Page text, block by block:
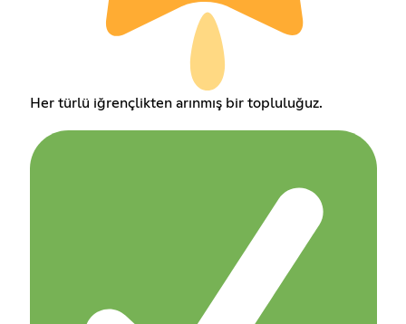
Her türlü iğrençlikten arınmış bir topluluğuz.